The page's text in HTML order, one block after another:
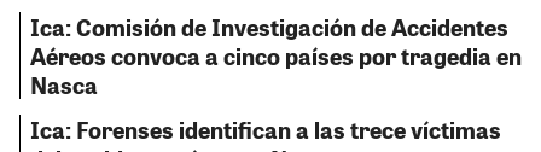
Ica: Comisión de Investigación de Accidentes
Aéreos convoca a cinco países por tragedia en
Nasca
Ica: Forenses identifican a las trece víctimas